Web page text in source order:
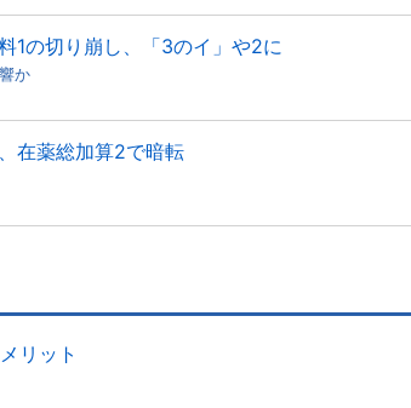
1の切り崩し、「3のイ」や2に
か
在薬総加算2で暗転
リット